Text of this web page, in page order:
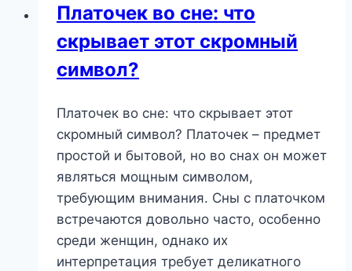
Платочек во сне: что
скрывает этот скромный
символ?
Платочек во сне: что скрывает этот
скромный символ? Платочек – предмет
простой и бытовой, но во снах он может
являться мощным символом,
требующим внимания. Сны с платочком
встречаются довольно часто, особенно
среди женщин, однако их
интерпретация требует деликатного